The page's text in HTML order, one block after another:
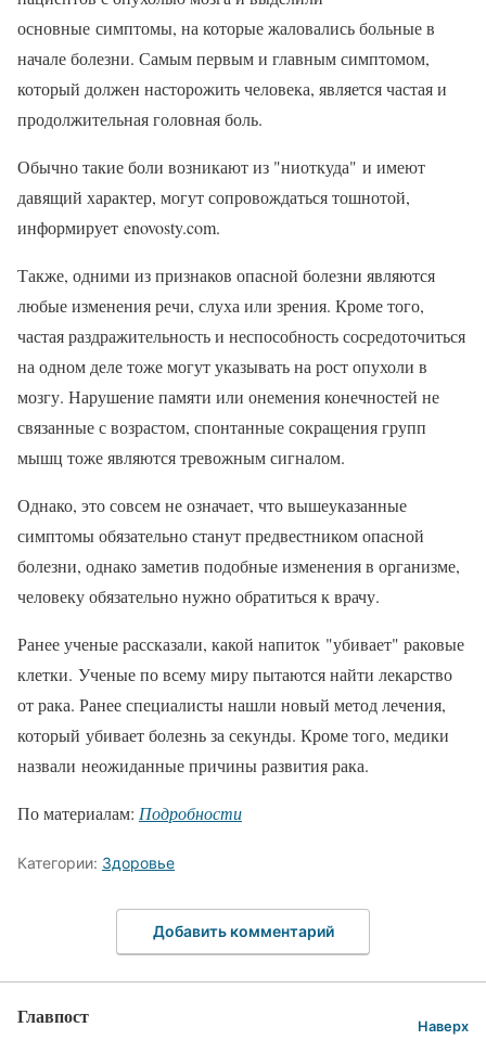
основные симптомы, на которые жаловались больные в
начале болезни. Самым первым и главным симптомом,
который должен насторожить человека, является частая и
продолжительная головная боль.
Обычно такие боли возникают из "ниоткуда" и имеют
давящий характер, могут сопровождаться тошнотой,
информирует enovosty.com.
Также, одними из признаков опасной болезни являются
любые изменения речи, слуха или зрения. Кроме того,
частая раздражительность и неспособность сосредоточиться
на одном деле тоже могут указывать на рост опухоли в
мозгу. Нарушение памяти или онемения конечностей не
связанные с возрастом, спонтанные сокращения групп
мышц тоже являются тревожным сигналом.
Однако, это совсем не означает, что вышеуказанные
симптомы обязательно станут предвестником опасной
болезни, однако заметив подобные изменения в организме,
человеку обязательно нужно обратиться к врачу.
Ранее ученые рассказали, какой напиток "убивает" раковые
клетки. Ученые по всему миру пытаются найти лекарство
от рака. Ранее специалисты нашли новый метод лечения,
который убивает болезнь за секунды. Кроме того, медики
назвали неожиданные причины развития рака.
По материалам: Подробности
Категории: Здоровье
Добавить комментарий
Главпост Наверх